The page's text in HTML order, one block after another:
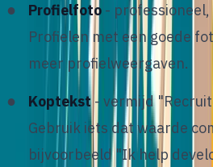
Profielfoto -
Profielen met een goede
meer profielweergaven.
Koptekst- vermijd
Gebruik iets dat waarde
bijvoorbeeld "Ik help